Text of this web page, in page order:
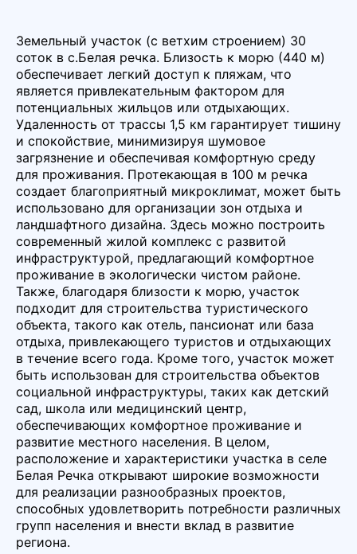
Земельный участок (с ветхим строением) 30
соток в с.Белая речка. Близость к морю (440 м)
обеспечивает легкий доступ к пляжам, что
является привлекательным фактором для
потенциальных жильцов или отдыхающих.
Удаленность от трассы 1,5 км гарантирует тишину
и спокойствие, минимизируя шумовое
загрязнение и обеспечивая комфортную среду
для проживания. Протекающая в 100 м речка
создает благоприятный микроклимат, может быть
использовано для организации зон отдыха и
ландшафтного дизайна. Здесь можно построить
современный жилой комплекс с развитой
инфраструктурой, предлагающий комфортное
проживание в экологически чистом районе.
Также, благодаря близости к морю, участок
подходит для строительства туристического
объекта, такого как отель, пансионат или база
отдыха, привлекающего туристов и отдыхающих
в течение всего года. Кроме того, участок может
быть использован для строительства объектов
социальной инфраструктуры, таких как детский
сад, школа или медицинский центр,
обеспечивающих комфортное проживание и
развитие местного населения. В целом,
расположение и характеристики участка в селе
Белая Речка открывают широкие возможности
для реализации разнообразных проектов,
способных удовлетворить потребности различных
групп населения и внести вклад в развитие
региона.